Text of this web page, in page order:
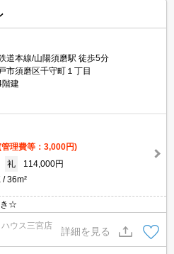
道本線/山陽須磨駅 徒歩5分
市須磨区千守町１丁目
階建
管理費等：3,000円)
礼
114,000円
36m²
き☆
ウス三宮店
詳細を見る